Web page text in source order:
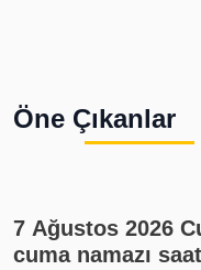
Öne Çıkanlar
7 Ağustos 2026
cuma namazı